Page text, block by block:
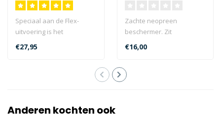
Speciaal aan de Flex-
uitvoering is het
geribbelde tussenstuk, dat
is gemaakt van..
€27,95
Zachte neopreen
beschermer. Zit
comfortabel en houdt de
maskerband op zijn plaat..
€16,00
Anderen kochten ook